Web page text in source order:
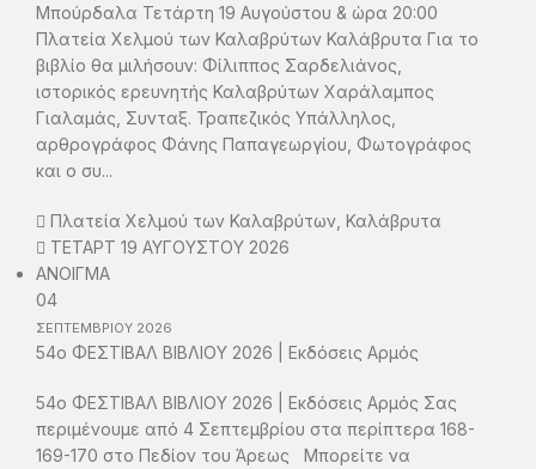
Μπούρδαλα Τετάρτη 19 Αυγούστου & ώρα 20:00
Πλατεία Χελμού των Καλαβρύτων Καλάβρυτα Για το
βιβλίο θα μιλήσουν: Φίλιππος Σαρδελιάνος,
ιστορικός ερευνητής Καλαβρύτων Χαράλαμπος
Γιαλαμάς, Συνταξ. Τραπεζικός Υπάλληλος,
αρθρογράφος Φάνης Παπαγεωργίου, Φωτογράφος
και ο συ...
Πλατεία Χελμού των Καλαβρύτων, Καλάβρυτα
ΤΕΤΑΡΤ 19 ΑΥΓΟΥΣΤΟΥ 2026
ΑΝΟΙΓΜΑ
04
ΣΕΠΤΕΜΒΡΙΟΥ 2026
54ο ΦΕΣΤΙΒΑΛ ΒΙΒΛΙΟΥ 2026 | Εκδόσεις Αρμός
54ο ΦΕΣΤΙΒΑΛ ΒΙΒΛΙΟΥ 2026 | Εκδόσεις Αρμός Σας
περιμένουμε από 4 Σεπτεμβρίου στα περίπτερα 168-
169-170 στο Πεδίον του Άρεως Μπορείτε να